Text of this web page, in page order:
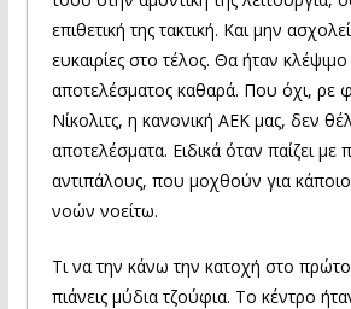
επιθετική της τακτική. Και μην
ευκαιρίες στο τέλος. Θα ήταν
αποτελέσματος καθαρά. Που όχι, ρε
Νίκολιτς, η κανονική ΑΕΚ μας, δεν
αποτελέσματα. Ειδικά όταν παίζει με
αντιπάλους, που μοχθούν για
νοών νοείτω.
Τι να την κάνω την κατοχή στο
πιάνεις μύδια τζούφια. Το κέντρο